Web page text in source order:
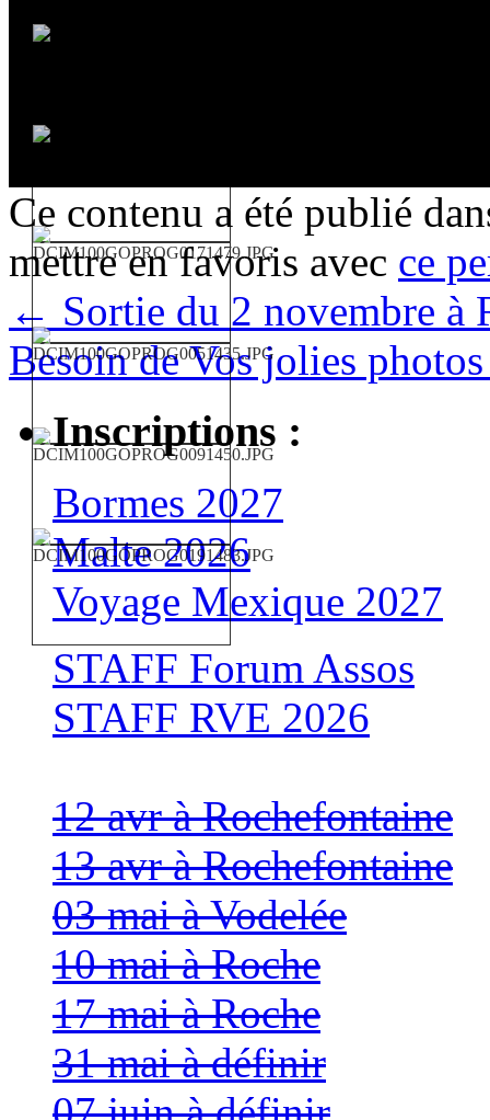
Ce contenu a été publié
mettre en favoris avec ce
← Sortie du 2 novembre à
Besoin de Vos jolies
Inscriptions :
Bormes 2027
Malte 2026
Voyage Mexique 2027
STAFF Forum Assos
STAFF RVE 2026
12 avr à Rochefontaine
13 avr à Rochefontaine
03 mai à Vodelée
10 mai à Roche
17 mai à Roche
31 mai à définir